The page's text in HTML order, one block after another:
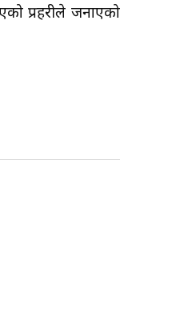
प्रहरीले जनाएको